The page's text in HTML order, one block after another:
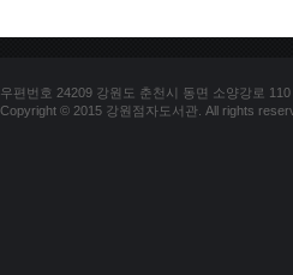
우편번호 24209 강원도 춘천시 동면 소양강로
Copyright © 2015 강원점자도서관. All rights